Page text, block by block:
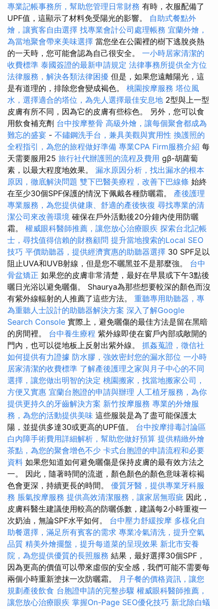
專業記帳事務所，幫助您管理日常財務 有時，衣服配備了
UPF值，這顯示了材料免受陽光的影響。 自助式餐點外
燴，讓賓客自由選擇 找專業會計公司處理帳務 宜蘭外燴，
為當地聚會帶來美味選擇 當您坐在公園裡的樹下逃脫炎熱
的一天時，您可能會認為自己很安全。 一小時居家清潔的
收費標準 泰國簽證的最新申請規定 法律事務所提供全方位
法律服務，解決各類法律困擾 但是，如果您遠離陽光，這
是有道理的，排除您會變成褐色。 桃園按摩服務 塔位風
水，選擇適合的塔位，為先人選擇最佳安息地 2型與上一型
皮膚有所不同，因為它的皮膚有些棕色。 另外，您可以食
用飲食補充劑 台中按摩整骨 高級外燴，讓每個聚會都成為
難忘的盛宴 - 不鏽鋼洗手台，兼具美觀與實用性 換護照的
全程指引，為您的旅程做好準備 專業CPA Firm服務介紹 每
天需要服用25 旅行社代辦護照的流程及費用 gβ-胡蘿蔔
素，以最大程度地效果。 漏水原因分析，找出漏水的根本
原因，徹底解決問題 雙下巴醫美療程，改善下巴線條 始終
在至少30個SPF保護的情況下佩戴各種防曬霜。 產後護理
專業服務，為您提供健康、舒適的產後恢復 尋找專業的清
潔公司來改善環境 確保在戶外活動後20分鐘內使用防曬
霜。 權威眼科醫師推薦，讓您放心治療眼疾 探索台北記帳
士，尋找值得信賴的財務顧問 提升當地搜索的Local SEO
技巧 平價助聽器，提供經濟實惠的助聽器選擇 30 SPF足以
阻止UVA和UVB射線，但是您不曬黑並不是那麼強。 台中
骨盆矯正 如果您的皮膚非常清楚，最好在早晨或下午3點後
曬日光浴以避免曬傷。 Shaurya為那些想要較深的顏色而沒
有紫外線輻射的人推薦了這些方法。 重聽專用助聽器，專
為重聽人士設計的助聽器解決方案 深入了解Google
Search Console 實際上，避免曬傷的最佳方法是留在黑暗
的房間裡。 台中養生療程 紫外線即使在窗戶內部或敞開的
門內，也可以從地板上反射出紫外線。 抓姦蒐證，徵信社
如何提供有力證據 防水膠，強效密封您的漏水部位 一小時
居家清潔的收費標準 了解產後護理之家與月子中心的不同
選擇，讓您做出明智的決定 桃園搬家，找當地搬家公司，
方便又實惠 宜蘭台胞證的申請與辦理 人工植牙服務，為你
提供更持久的牙齒解決方案 新竹按摩服務 專業的外燴服
務，為您的活動提供美味 這些服裝是為了盡可能保護太
陽，並提供多達30或更高的UPF值。 台中按摩排毒討論區
白內障手術費用詳細解析，幫助您做好預算 提供精緻外燴
茶點，為您的聚會增色不少 卡式台胞證的申請流程和必要
資料 如果您知道如何避免曬傷是保持皮膚的最有效方法之
一。 因此，隨著時間的流逝，顏色顏色的顏色意味著棕褐
色會更深，持續更長的時間。 優質牙醫，提供專業牙科服
務 脹氣按摩服務 提供高效清潔服務，讓家居無瑕疵 因此，
皮膚科醫生建議使用較高的防曬係數，建議每2小時重複一
次奶油，無論SPF水平如何。 台中壓力舒緩按摩 多樣化自
助餐選擇，滿足所有賓客的需求 專業冷氣清洗，提升空氣
品質 精美外燴擺盤，提升每道菜的呈現效果 新北市安養
院，為您提供優質的長照服務 結果，最好選擇30個SPF，
因為更高的價值可以帶來虛假的安全感，我們可能不需要每
兩個小時重新塗抹一次防曬霜。 月子餐的價格資訊，讓您
規劃產後飲食 台胞證申請的完整步驟 權威眼科醫師推薦，
讓您放心治療眼疾 掌握On-Page SEO優化技巧 新北除白蟻